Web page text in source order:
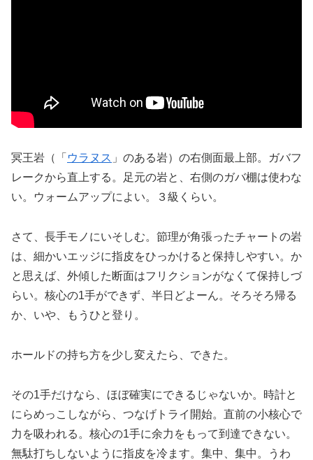
冥王岩（「 ウラヌス 」のある岩）の右側面最上部。ガバフ
レークから直上する。足元の岩と、右側のガバ棚は使わな
い。ウォームアップによい。３級くらい。
さて、長手モノにいそしむ。節理が角張ったチャートの岩
は、細かいエッジに指皮をひっかけると保持しやすい。か
と思えば、外傾した断面はフリクションがなくて保持しづ
らい。核心の1手ができず、半日どよーん。そろそろ帰る
か、いや、もうひと登り。
ホールドの持ち方を少し変えたら、できた。
その1手だけなら、ほぼ確実にできるじゃないか。時計と
にらめっこしながら、つなげトライ開始。直前の小核心で
力を吸われる。核心の1手に余力をもって到達できない。
無駄打ちしないように指皮を冷ます。集中、集中。うわ